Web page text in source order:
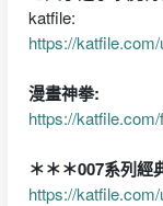
katfile:
https://
漫畫神拳:
https://
＊＊＊007系列經
https://